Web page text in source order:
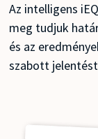
Az intelligens
meg tudjuk
és az
szabott